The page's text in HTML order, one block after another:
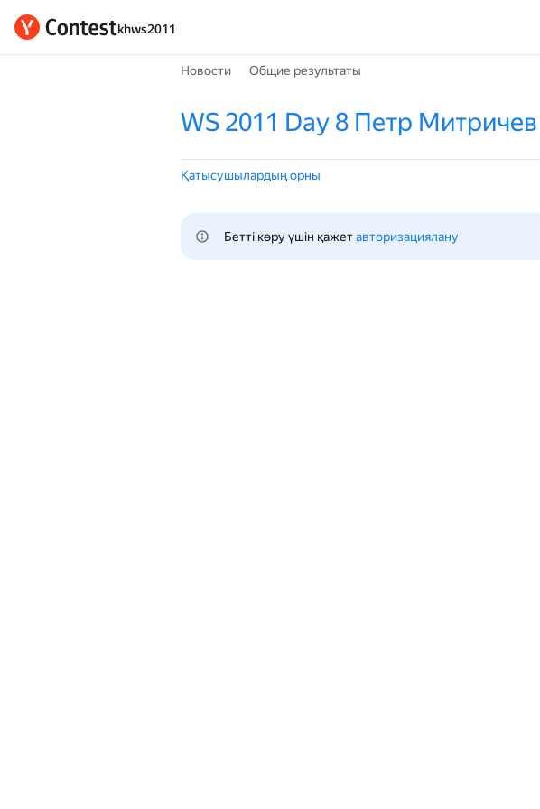
khws2011
Новости Общие результаты
WS 2011 Day 8 Петр Митричев
Қатысушылардың орны
Бетті көру үшін қажет авторизациялану